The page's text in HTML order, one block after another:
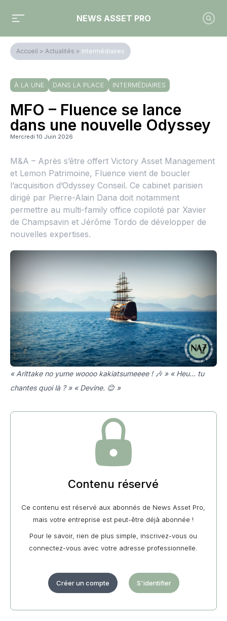
NEWS ASSET PRO
Accueil > Actualités > Intermédiaires
À LA UNE DANS LA PLACE INTERMÉDIAIRES
MFO – Fluence se lance
dans une nouvelle Odyssey
Mercredi 10 Juin 2026
M&A – Après s’être offert Victory Asset Management
et Lemon Patrimoine, Fluence vient de boucler
l’acquisition d’Odyssey Conseil. Ce cabinet parisien
dirigé par Pierre-Alain Dana doit notamment
permettre au multi-family office copiloté par Xavier
de Champsavin et Jérôme Tordo de développer de
nouvelles expertises.
« Arittake no yume woooo kakiatsumeeee ! 🎶 » « Heu… tu
chantes quoi là ? » « Devine. 😊 »
Contenu réservé
Ce contenu est réservé aux abonnés de News Asset Pro,
mais votre entreprise est peut-être déjà abonnée !
Pour le savoir, rien de plus simple, inscrivez-vous ou
connectez-vous avec votre adresse professionnelle.
Créer un compte S'identifier